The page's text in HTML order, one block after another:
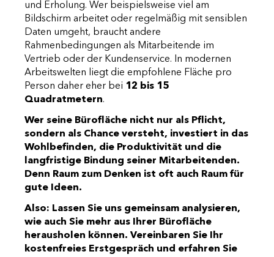
und Erholung. Wer beispielsweise viel am
Bildschirm arbeitet oder regelmäßig mit sensiblen
Daten umgeht, braucht andere
Rahmenbedingungen als Mitarbeitende im
Vertrieb oder der Kundenservice. In modernen
Arbeitswelten liegt die empfohlene Fläche pro
Person daher eher bei 12 bis 15
Quadratmetern.
Wer seine Bürofläche nicht nur als Pflicht,
sondern als Chance versteht, investiert in das
Wohlbefinden, die Produktivität und die
langfristige Bindung seiner Mitarbeitenden.
Denn Raum zum Denken ist oft auch Raum für
gute Ideen.
Also: Lassen Sie uns gemeinsam analysieren,
wie auch Sie mehr aus Ihrer Bürofläche
herausholen können. Vereinbaren Sie Ihr
kostenfreies Erstgespräch und erfahren Sie